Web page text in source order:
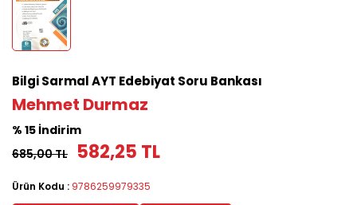
Bilgi Sarmal AYT Edebiyat Soru Bankası
Mehmet Durmaz
% 15 İndirim
685,00 TL
582,25 TL
Ürün Kodu : 9786259979335